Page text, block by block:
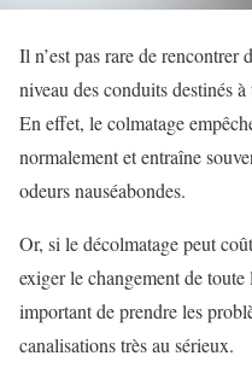
Il n’est pas rare de rencontrer
niveau des conduits destinés
En effet, le colmatage
normalement et entraîne
odeurs nauséabondes.
Or, si le décolmatage peut
exiger le changement de
important de prendre les
canalisations très au sérieux.